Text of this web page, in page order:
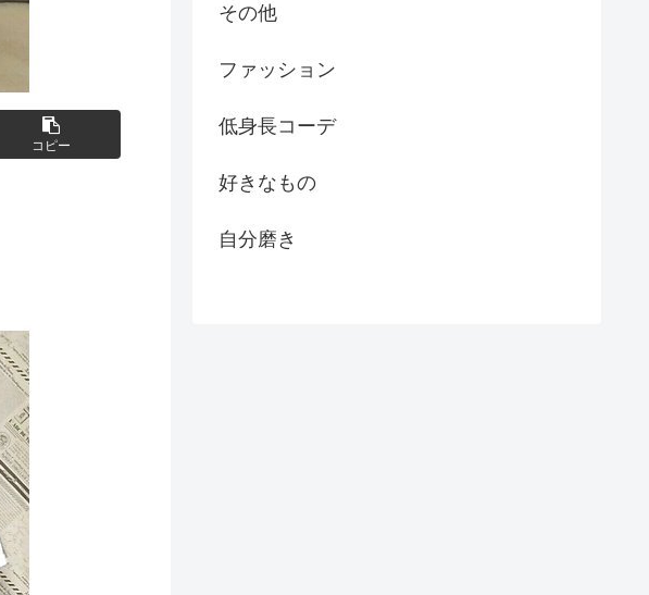
コピー
その他
ファッション
低身長コーデ
好きなもの
自分磨き